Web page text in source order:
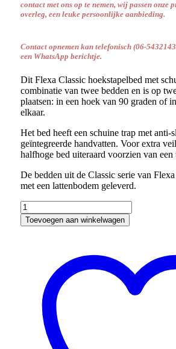
contact met ons op te nemen, wij passen onze
overleg, een leuke persoonlijke aanbieding.
Contact opnemen kan telefonisch (06-
een WhatsApp berichtje.
Dit Flexa Classic hoekstapelbed met
combinatie van twee bedden en is op
plaatsen: in een hoek van 90 graden of
elkaar.
Het bed heeft een schuine trap met anti-
geïntegreerde handvatten. Voor extra
halfhoge bed uiteraard voorzien van
De bedden uit de Classic serie van
met een lattenbodem geleverd.
LAATSTE
KANS:
Flexa
Washed
Toevoegen aan winkelwagen